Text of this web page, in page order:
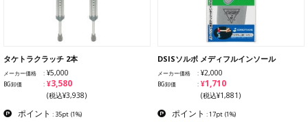
タケトラクラッチ 2本
メーカー価格 ¥5,000
BG卸価 ¥3,580
(税込¥3,938)
ポイント : 35pt (1%)
DSISソルボ メディフルインソール
メーカー価格 ¥2,000
BG卸価 ¥1,710
(税込¥1,881)
ポイント : 17pt (1%)